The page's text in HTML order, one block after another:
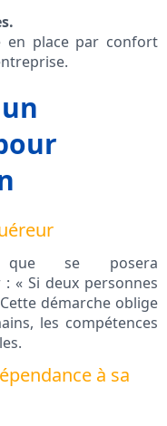
en place par confort
que se posera
« Si deux personnes
démarche oblige
les compétences
à sa